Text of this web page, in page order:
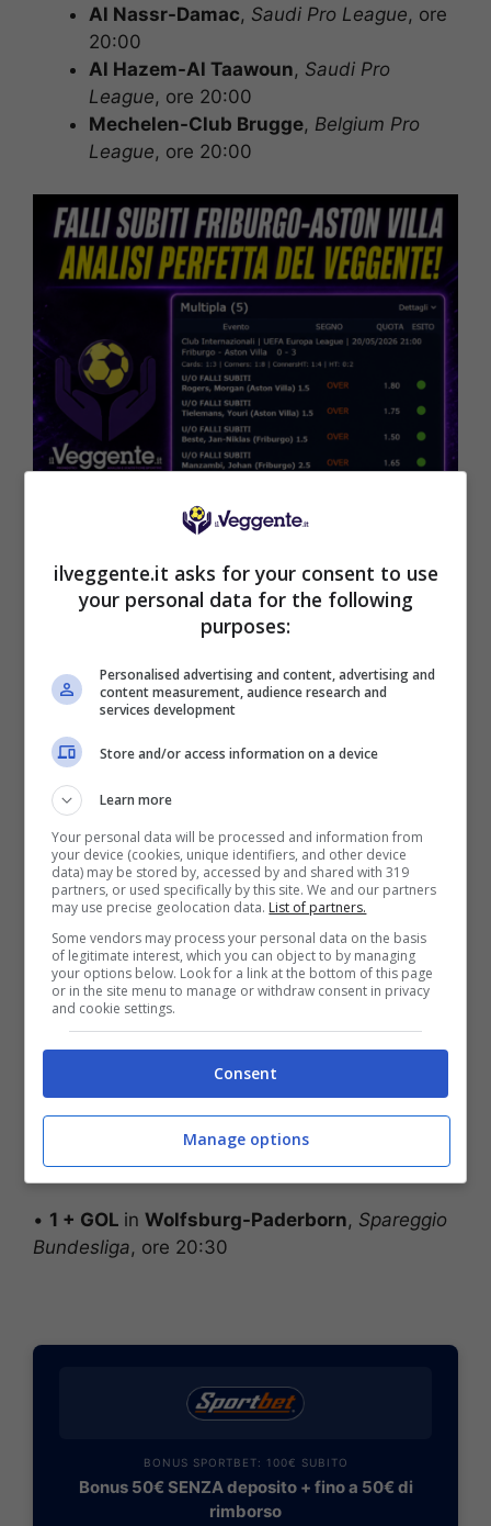
Al Nassr-Damac, Saudi Pro League, ore
20:00
Al Hazem-Al Taawoun, Saudi Pro
League, ore 20:00
Mechelen-Club Brugge, Belgium Pro
League, ore 20:00
GRATIS le notifiche con altri pronostici
esclusivi su OVER QUOTE IN CALO,
MARCATORI, TIRI E AMMONITI:
CLICCA QUI
Le partite da almeno un gol per
squadra (GOL)
Al Ittihad-Al-Qadsiah,Saudi Pro
League
NEOM SC-Al Ettifaq ,Saudi Pro League
ore 20:00
GOLDBET;9.09
Il “clamoroso”
• 1 + GOL in Wolfsburg-Paderborn, Spareggio
Bundesliga, ore 20:30
BONUS SPORTBET: 100€ SUBITO
Bonus 50€ SENZA deposito + fino a 50€ di
rimborso
ilveggente.it asks for your consent to use
your personal data for the following
purposes:
Personalised advertising and content, advertising and
content measurement, audience research and
services development
Store and/or access information on a device
Learn more
Your personal data will be processed and information from
your device (cookies, unique identifiers, and other device
data) may be stored by, accessed by and shared with 319
partners, or used specifically by this site. We and our partners
may use precise geolocation data. List of partners.
Some vendors may process your personal data on the basis
of legitimate interest, which you can object to by managing
your options below. Look for a link at the bottom of this page
or in the site menu to manage or withdraw consent in privacy
and cookie settings.
Consent
Manage options